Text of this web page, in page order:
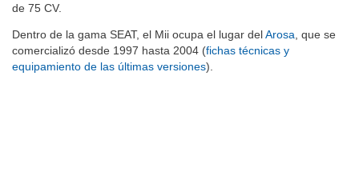
Dentro de la gama SEAT, el Mii ocupa el lugar delArosa , que se
comercializó desde 1997 hasta 2004 (fichas técnicas y
equipamiento de las últimas versiones).
de 75 CV.